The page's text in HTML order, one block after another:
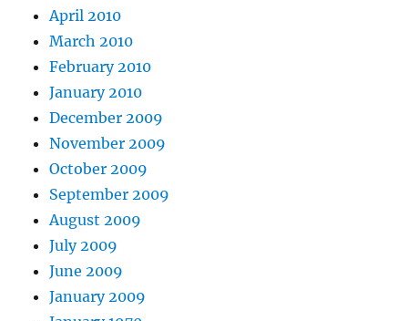
April 2010
March 2010
February 2010
January 2010
December 2009
November 2009
October 2009
September 2009
August 2009
July 2009
June 2009
January 2009